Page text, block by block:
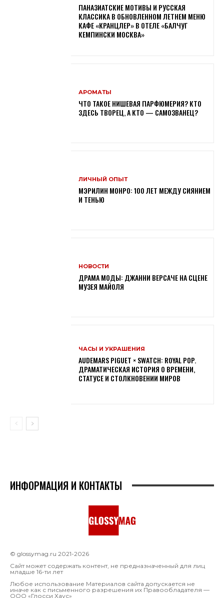
ПАНАЗИАТСКИЕ МОТИВЫ И РУССКАЯ
КЛАССИКА В ОБНОВЛЕННОМ ЛЕТНЕМ МЕНЮ
КАФЕ «КРАНЦЛЕР» В ОТЕЛЕ «БАЛЧУГ
КЕМПИНСКИ МОСКВА»
АРОМАТЫ
ЧТО ТАКОЕ НИШЕВАЯ ПАРФЮМЕРИЯ? КТО
ЗДЕСЬ ТВОРЕЦ, А КТО — САМОЗВАНЕЦ?
ЛИЧНЫЙ ОПЫТ
МЭРИЛИН МОНРО: 100 ЛЕТ МЕЖДУ СИЯНИЕМ
И ТЕНЬЮ
НОВОСТИ
ДРАМА МОДЫ: ДЖАННИ ВЕРСАЧЕ НА СЦЕНЕ
МУЗЕЯ МАЙОЛЯ
ЧАСЫ И УКРАШЕНИЯ
AUDEMARS PIGUET × SWATCH: ROYAL POP.
ДРАМАТИЧЕСКАЯ ИСТОРИЯ О ВРЕМЕНИ,
СТАТУСЕ И СТОЛКНОВЕНИИ МИРОВ
ИНФОРМАЦИЯ И КОНТАКТЫ
© glossymag.ru 2021-2026
Сайт может содержать контент, не предназначенный для лиц
младше 16-ти лет
Любое использование Материалов сайта допускается не
иначе как с письменного разрешения их Правообладателя —
OOO «Глосси Хаус»